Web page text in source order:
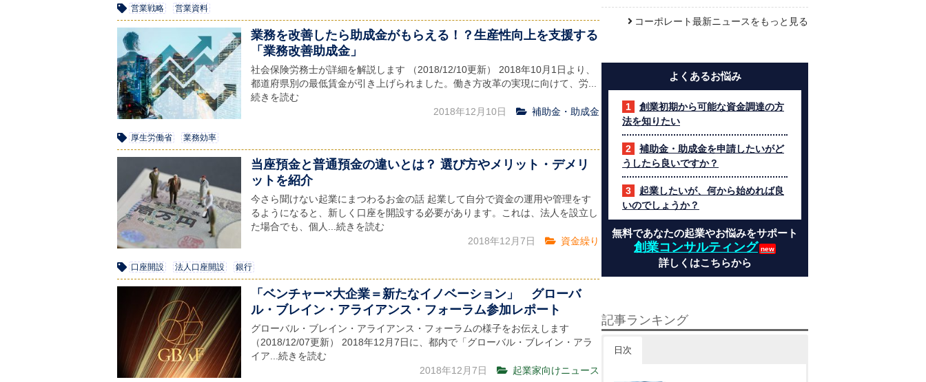
営業戦略 営業資料
業務を改善したら助成金がもらえる！？生産性向上を支援する
「業務改善助成金」
社会保険労務士が詳細を解説します （2018/12/10更新） 2018年10月1日より、
都道府県別の最低賃金が引き上げられました。働き方改革の実現に向けて、労...
続きを読む
2018年12月10日
補助金・助成金
厚生労働省 業務効率
当座預金と普通預金の違いとは？ 選び方やメリット・デメリ
ットを紹介
今さら聞けない起業にまつわるお金の話 起業して自分で資金の運用や管理をす
るようになると、新しく口座を開設する必要があります。これは、法人を設立し
た場合でも、個人...続きを読む
2018年12月7日
資金繰り
口座開設 法人口座開設 銀行
「ベンチャー×大企業＝新たなイノベーション」 グローバ
ル・ブレイン・アライアンス・フォーラム参加レポート
グローバル・ブレイン・アライアンス・フォーラムの様子をお伝えします
（2018/12/07更新） 2018年12月7日に、都内で「グローバル・ブレイン・アラ
イア...続きを読む
2018年12月7日
起業家向けニュース
コーポレート最新ニュースをもっと見る
よくあるお悩み
創業初期から可能な資金調達の方
法を知りたい
補助金・助成金を申請したいがど
うしたら良いですか？
起業したいが、何から始めれば良
いのでしょうか？
無料であなたの起業やお悩みをサポート
創業コンサルティング
詳しくはこちらから
記事ランキング
日次